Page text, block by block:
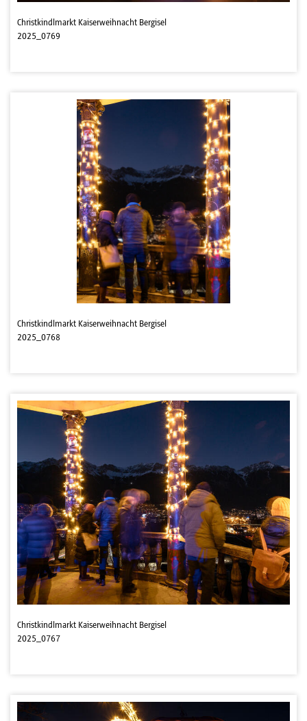
Christkindlmarkt Kaiserweihnacht Bergisel
2025_0769
Christkindlmarkt Kaiserweihnacht Bergisel
2025_0768
Christkindlmarkt Kaiserweihnacht Bergisel
2025_0767